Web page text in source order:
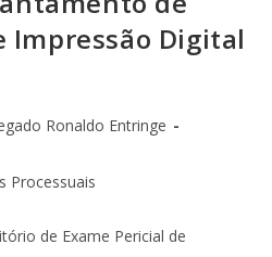
Impressão Digital
Ronaldo Entringe
Processuais
de Exame Pericial de